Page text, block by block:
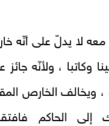
معه لا يدلّ على أنّه
وكاتبا ، ولأنّه جائز
ويخالف الخارص
إلى الحاكم